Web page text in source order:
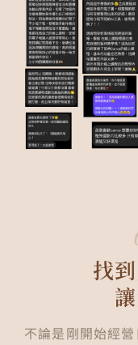
找
不論是剛開始經